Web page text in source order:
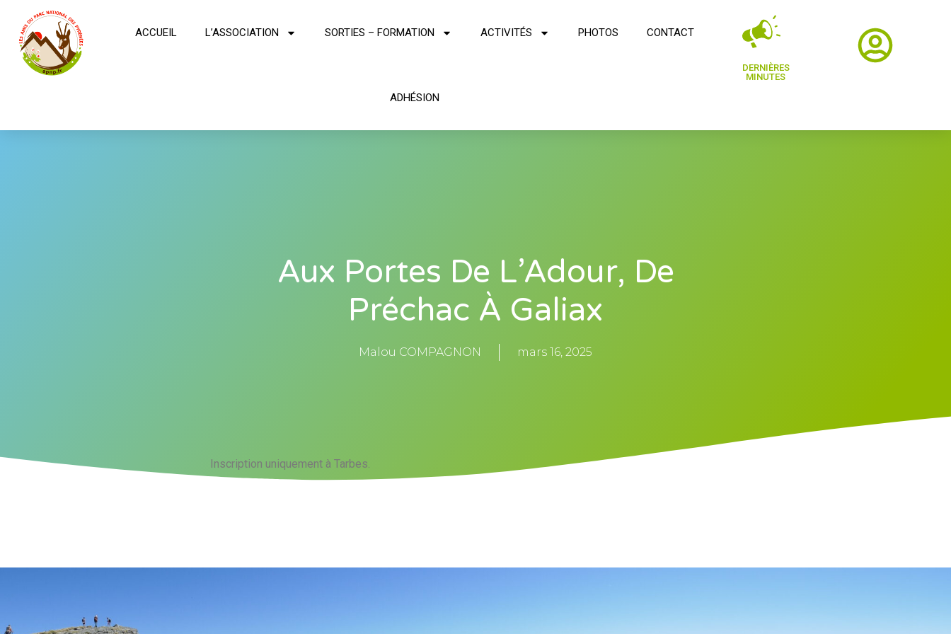
ACCUEIL L’ASSOCIATION SORTIES – FORMATION ACTIVITÉS PHOTOS CONTACT
ADHÉSION
DERNIÈRES
MINUTES
Aux Portes De L’Adour, De
Préchac À Galiax
Malou COMPAGNON mars 16, 2025
Inscription uniquement à Tarbes.